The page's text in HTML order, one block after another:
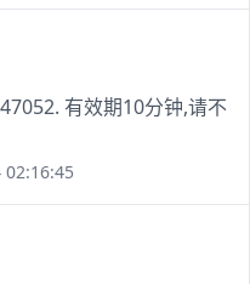
有效期10分钟,请不
02:16:45